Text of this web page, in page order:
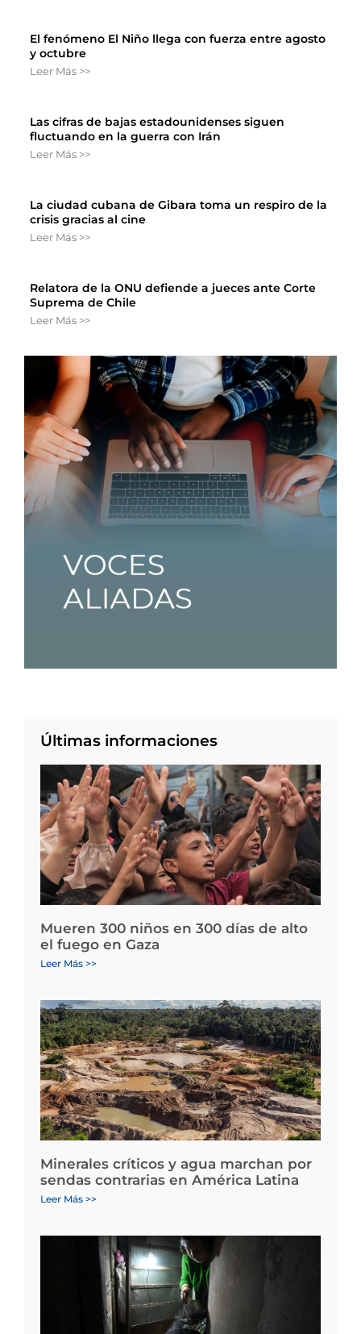
El fenómeno El Niño llega con fuerza entre agosto
y octubre
Leer Más >>
Las cifras de bajas estadounidenses siguen
fluctuando en la guerra con Irán
Leer Más >>
La ciudad cubana de Gibara toma un respiro de la
crisis gracias al cine
Leer Más >>
Relatora de la ONU defiende a jueces ante Corte
Suprema de Chile
Leer Más >>
Últimas informaciones
Mueren 300 niños en 300 días de alto
el fuego en Gaza
Leer Más >>
Minerales críticos y agua marchan por
sendas contrarias en América Latina
Leer Más >>